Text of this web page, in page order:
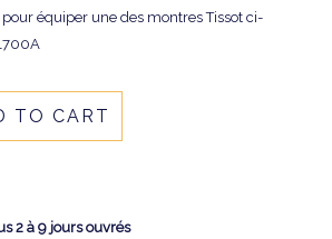
équiper une des montres Tissot ci-
TO CART
2 à 9 jours ouvrés